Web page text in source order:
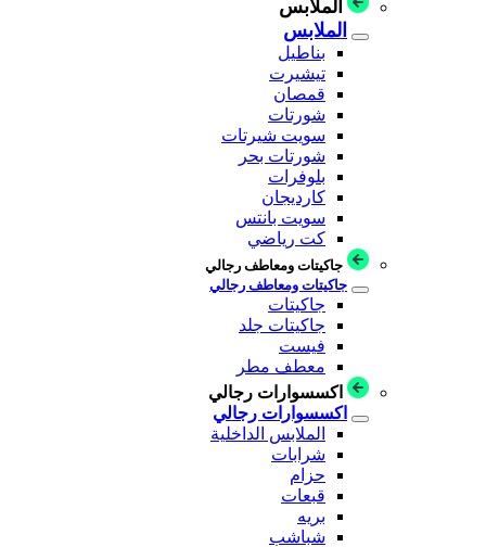
الملابس
الملابس
بناطيل
تيشيرت
قمصان
شورتات
سويت شيرتات
شورتات بحر
بلوفرات
كارديجان
سويت بانتس
كت رياضي
جاكيتات ومعاطف رجالي
جاكيتات ومعاطف رجالي
جاكيتات
جاكيتات جلد
فيست
معطف مطر
اكسسوارات رجالي
اكسسوارات رجالي
الملابس الداخلية
شرابات
حزام
قبعات
بريه
شباشب